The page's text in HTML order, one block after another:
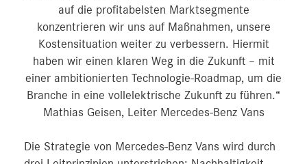
auf die profitabelsten Marktsegmente
konzentrieren wir uns auf Maßnahmen, unsere
Kostensituation weiter zu verbessern. Hiermit
haben wir einen klaren Weg in die Zukunft – mit
einer ambitionierten Technologie-Roadmap, um die
Branche in eine vollelektrische Zukunft zu führen.“
Mathias Geisen, Leiter Mercedes-Benz Vans
Die Strategie von Mercedes‑Benz Vans wird durch